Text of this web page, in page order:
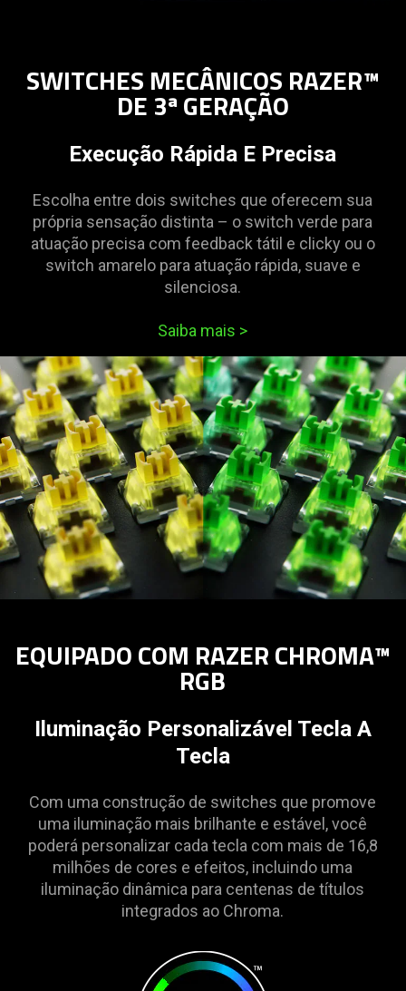
SWITCHES MECÂNICOS RAZER™
DE 3ª GERAÇÃO
Execução Rápida E Precisa
Escolha entre dois switches que oferecem sua
própria sensação distinta – o switch verde para
atuação precisa com feedback tátil e clicky ou o
switch amarelo para atuação rápida, suave e
silenciosa.
Saiba mais >
EQUIPADO COM RAZER CHROMA™
RGB
Iluminação Personalizável Tecla A
Tecla
Com uma construção de switches que promove
uma iluminação mais brilhante e estável, você
poderá personalizar cada tecla com mais de 16,8
milhões de cores e efeitos, incluindo uma
iluminação dinâmica para centenas de títulos
integrados ao Chroma.